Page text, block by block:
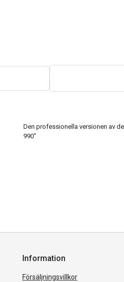
Den professionella versionen av
990"
Information
Försäljningsvillkor